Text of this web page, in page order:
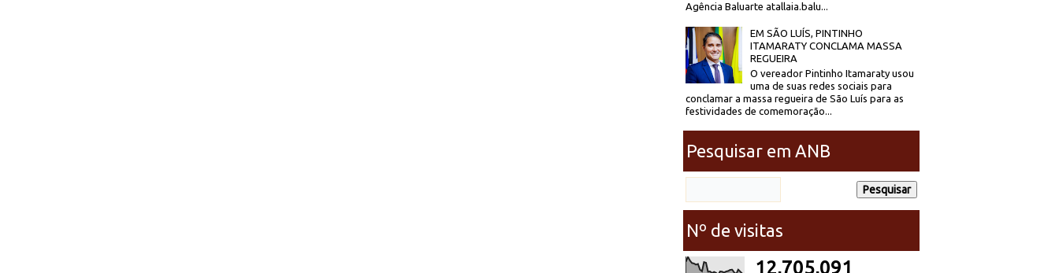
Agência Baluarte atallaia.balu...
EM SÃO LUÍS, PINTINHO
ITAMARATY CONCLAMA MASSA
REGUEIRA
O vereador Pintinho Itamaraty usou
uma de suas redes sociais para
conclamar a massa regueira de São Luís para as
festividades de comemoração...
Pesquisar em ANB
Nº de visitas
12,705,091